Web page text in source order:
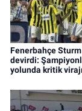
Fenerbahçe Sturm
devirdi:
yolunda kritik